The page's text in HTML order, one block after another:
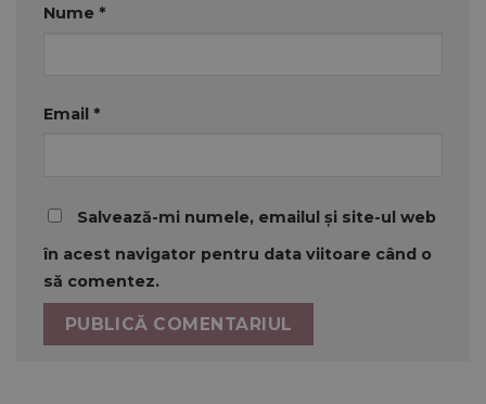
Nume *
Email *
Salvează-mi numele, emailul și site-ul web
în acest navigator pentru data viitoare când o
să comentez.